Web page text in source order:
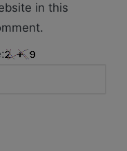
in this